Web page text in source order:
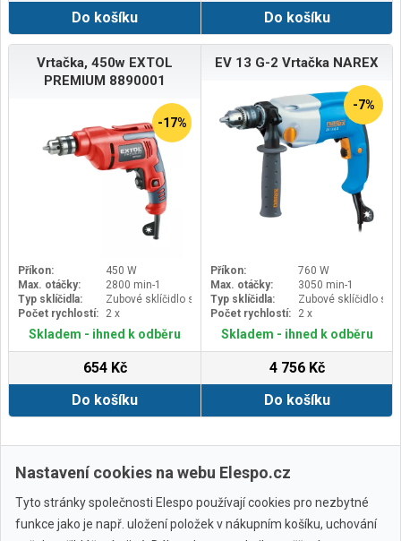
Do košíku
Do košíku
Vrtačka, 450w EXTOL
PREMIUM 8890001
-17%
Příkon:
450 W
Max. otáčky:
2800 min-1
Typ sklíčidla:
Zubové sklíčidlo s kličkou
Počet rychlostí:
2 x
Skladem - ihned k odběru
654 Kč
Do košíku
EV 13 G-2 Vrtačka NAREX
-7%
Příkon:
760 W
Max. otáčky:
3050 min-1
Typ sklíčidla:
Zubové sklíčidlo s
Počet rychlostí:
2 x
Skladem - ihned k odběru
4 756 Kč
Do košíku
Zobrazit další
Nastavení cookies na webu Elespo.cz
Tyto stránky společnosti Elespo používají cookies pro nezbytné
funkce jako je např. uložení položek v nákupním košíku, uchování